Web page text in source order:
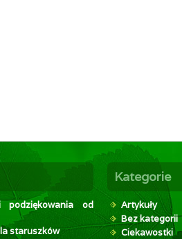
podziękowania od
staruszków
Kategorie
Artykuły
Bez kategorii
Ciekawostki